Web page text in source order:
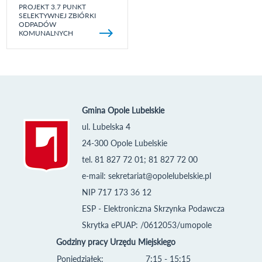
PROJEKT 3.7 PUNKT
SELEKTYWNEJ ZBIÓRKI
ODPADÓW
KOMUNALNYCH
Gmina Opole Lubelskie
ul. Lubelska 4
24-300 Opole Lubelskie
tel. 81 827 72 01; 81 827 72 00
e-mail: sekretariat@opolelubelskie.pl
NIP 717 173 36 12
ESP - Elektroniczna Skrzynka Podawcza
Skrytka ePUAP: /0612053/umopole
Godziny pracy Urzędu Miejskiego
Poniedziałek:
7:15 - 15:15